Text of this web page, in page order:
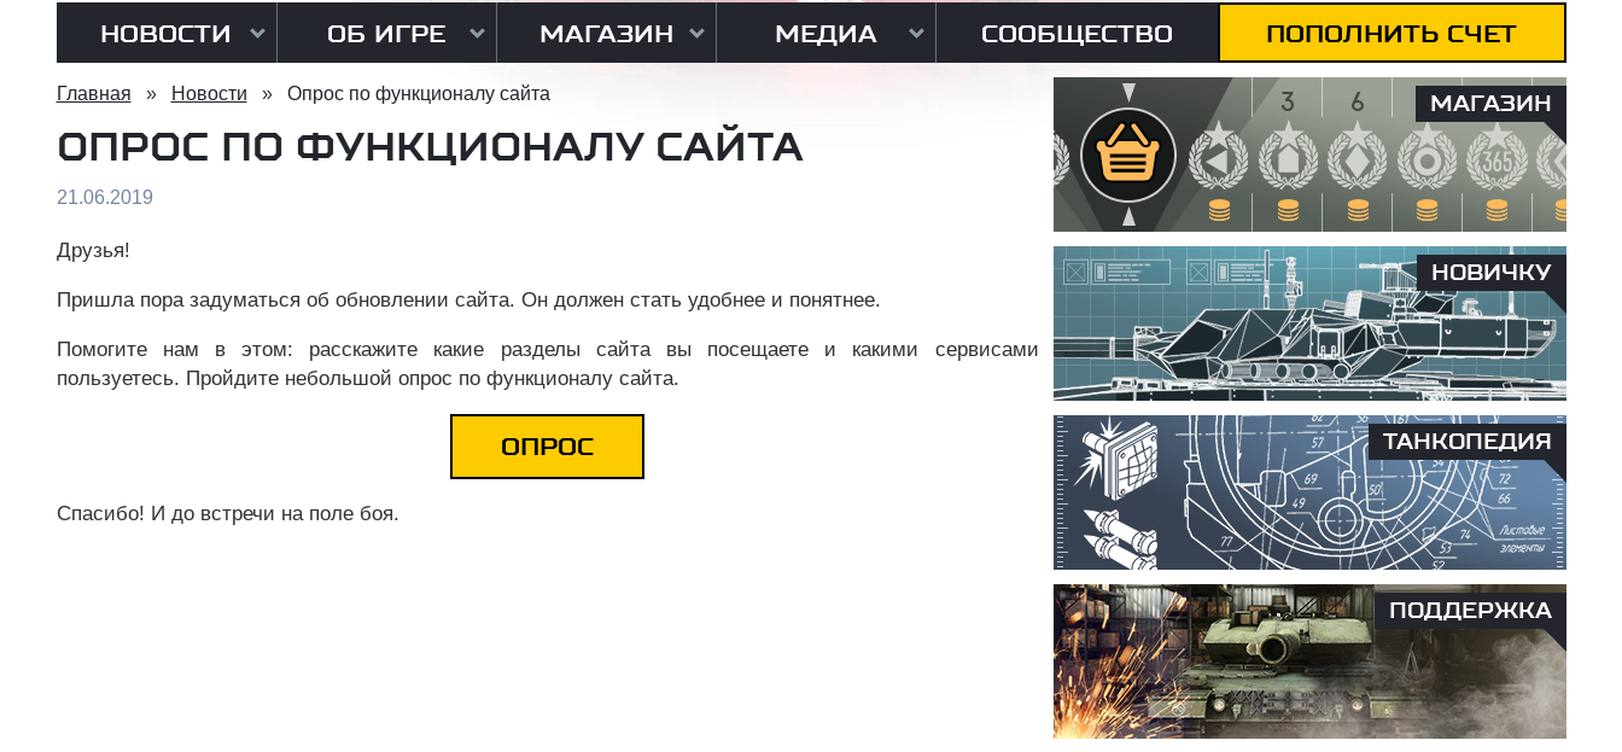
НОВОСТИ ОБ ИГРЕ МАГАЗИН МЕДИА СООБЩЕСТВО ПОПОЛНИТЬ СЧЕТ
Главная » Новости » Опрос по функционалу сайта
ОПРОС ПО ФУНКЦИОНАЛУ САЙТА
21.06.2019
Друзья!
Пришла пора задуматься об обновлении сайта. Он должен стать удобнее и понятнее.
Помогите нам в этом: расскажите какие разделы сайта вы посещаете и какими сервисами
пользуетесь. Пройдите небольшой опрос по функционалу сайта.
ОПРОС
Спасибо! И до встречи на поле боя.
МАГАЗИН
НОВИЧКУ
ТАНКОПЕДИЯ
ПОДДЕРЖКА